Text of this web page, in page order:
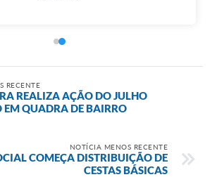
RECENTE
REALIZA AÇÃO DO JULHO
EM QUADRA DE BAIRRO
NOTÍCIA MENOS RECENTE
COMEÇA DISTRIBUIÇÃO DE
CESTAS BÁSICAS